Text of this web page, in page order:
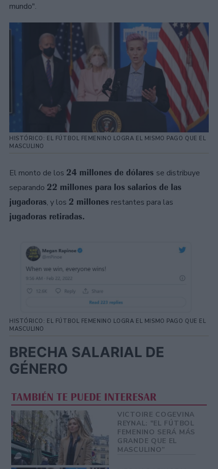
mundo".
HISTÓRICO: EL FÚTBOL FEMENINO LOGRA EL MISMO PAGO QUE EL
MASCULINO
El monto de los 24 millones de dólares se distribuye
separando 22 millones para los salarios de las
jugadoras, y los 2 millones restantes para las
jugadoras retiradas.
HISTÓRICO: EL FÚTBOL FEMENINO LOGRA EL MISMO PAGO QUE EL
MASCULINO
BRECHA SALARIAL DE
GÉNERO
TAMBIÉN TE PUEDE INTERESAR
VICTOIRE COGEVINA
REYNAL: "EL FÚTBOL
FEMENINO SERÁ MÁS
GRANDE QUE EL
MASCULINO”